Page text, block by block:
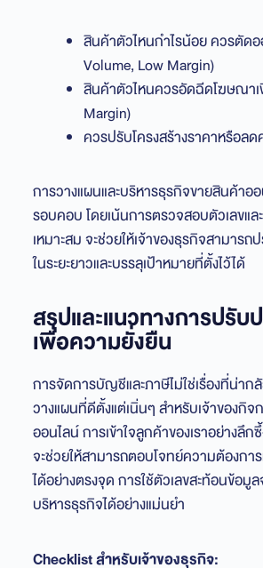
สินค้าตัวไหนกำไรน้อย ควรตัด
Volume, Low Margin)
สินค้าตัวไหนควรอัดฉีดโฆษณา
Margin)
ควรปรับโครงสร้างราคาหรือลด
การวางแผนและบริหารธุรกิจขายสินค้าอ
รอบคอบ โดยเน้นการตรวจสอบตัวเลขแ
เหมาะสม จะช่วยให้เจ้าของธุรกิจสามารถ
ในระยะยาวและบรรลุเป้าหมายที่ตั้งไว้ได้
สรุปและแนวทางการปรับ
เพื่อความยั่งยืน
การจัดการบัญชีและภาษีไม่ใช่เรื่องที่น่าก
วางแผนที่ดีตั้งแต่เนิ่นๆ สำหรับเจ้าของกิจ
ออนไลน์ การเข้าใจลูกค้าของเราอย่างลึ
จะช่วยให้สามารถตอบโจทย์ความต้องก
ได้อย่างตรงจุด การใช้ตัวเลขสะท้อนข้อมู
บริหารธุรกิจได้อย่างแม่นยำ
Checklist สำหรับเจ้าของธุรกิจ: